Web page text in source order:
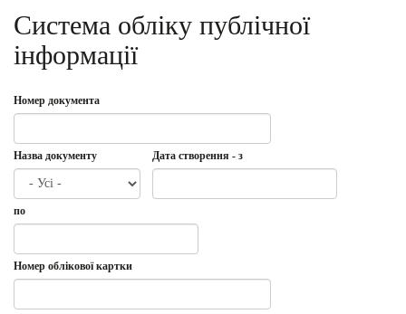
Система обліку публічної
інформації
Номер документа
Назва документу Дата створення - з
створення
з
по
Дата
по
Номер облікової картки